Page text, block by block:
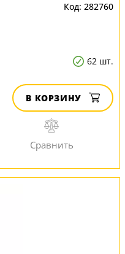
282760
62 шт.
В КОРЗИНУ